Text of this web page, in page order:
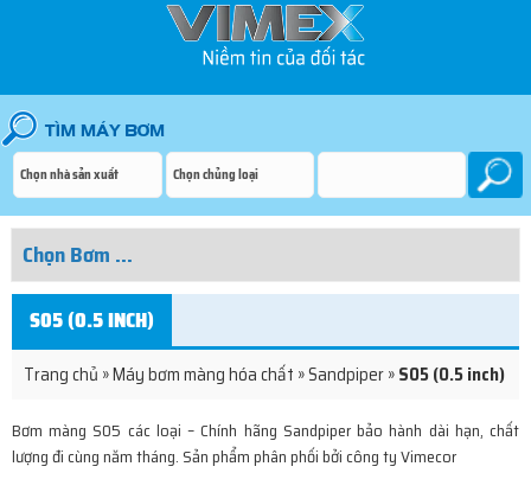
S05 (0.5 INCH)
Trang chủ »Máy bơm màng hóa chất »Sandpiper»S05 (0.5 inch)
Bơm màng S05 các loại – Chính hãng Sandpiper bảo hành dài hạn, chất
lượng đi cùng năm tháng. Sản phẩm phân phối bởi công ty Vimecor